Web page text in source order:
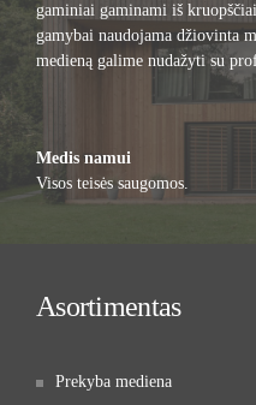
gaminiai gaminami iš
gamybai naudojama džiovinta
medieną galime nudažyti su
Medis namui
Visos teisės saugomos.
Asortimentas
Prekyba mediena